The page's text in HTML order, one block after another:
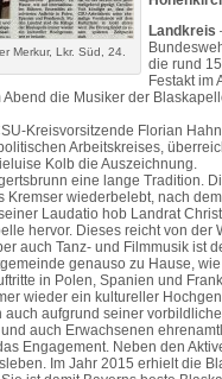
Merkur, Lkr. Süd, 24.
Landkreis
die rund
Festakt im
die Musiker der
Kreisvorsitzende Florian
Arbeitskreises,
Kolb die Auszeichnung.
eine lange Tradition.
wiederbelebt, nach
Laudatio hob Landrat
hervor. Dieses reicht von der
auch Tanz- und Filmmusik ist
genauso zu Hause,
in Polen, Spanien und
wieder ein kultureller
aufgrund seiner
auch Erwachsenen
Engagement. Neben den
Im Jahr 2015 erhielt die